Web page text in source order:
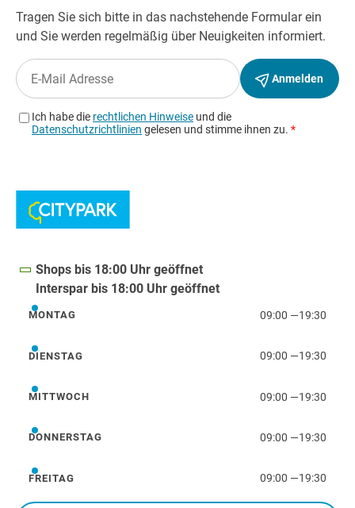
Shops bis 18:00 Uhr geöffnet
Interspar bis 18:00 Uhr geöffnet
Montag
MONTAG 09:00 —19:30
Dienstag
DIENSTAG 09:00 —19:30
Mittwoch
MITTWOCH 09:00 —19:30
Donnerstag
DONNERSTAG 09:00 —19:30
Freitag
FREITAG 09:00 —19:30